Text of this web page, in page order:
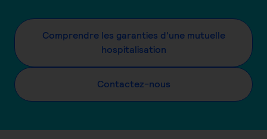
Comprendre les garanties d'une mutuelle
hospitalisation
Contactez-nous